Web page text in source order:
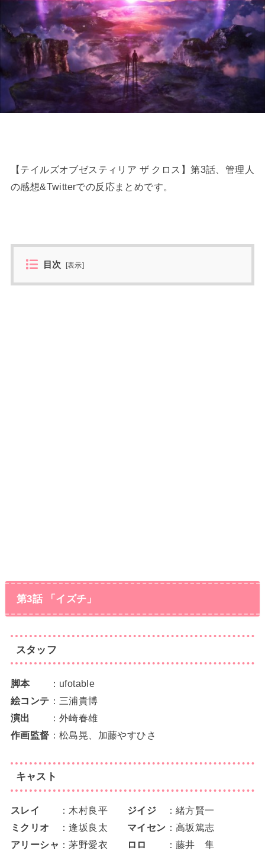
【テイルズオブゼスティリア ザ クロス】第3話、管理人
の感想&Twitterでの反応まとめです。
目次 [表示]
第3話 「イズチ」
スタッフ
脚本
：ufotable
絵コンテ ：三浦貴博
演出
：外崎春雄
作画監督 ：松島晃、加藤やすひさ
キャスト
スレイ ：木村良平 ジイジ
：緒方賢一
ミクリオ
：逢坂良太 マイセン ：高坂篤志
アリーシャ ：茅野愛衣 ロロ
：藤井 隼